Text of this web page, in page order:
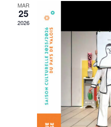
MAR
25
2026